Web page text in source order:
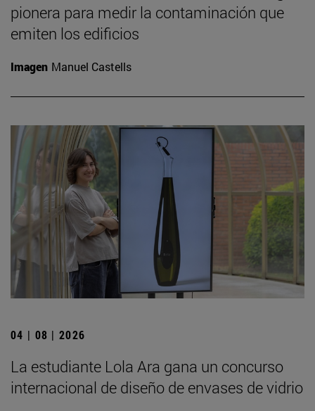
pionera para medir la contaminación que
emiten los edificios
Imagen Manuel Castells
04 | 08 | 2026
La estudiante Lola Ara gana un concurso
internacional de diseño de envases de vidrio